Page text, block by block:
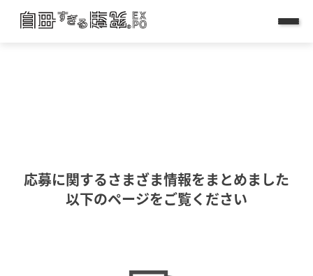
応募検討中の
応募に関するさまざま情報をまとめました
以下のページをご覧ください